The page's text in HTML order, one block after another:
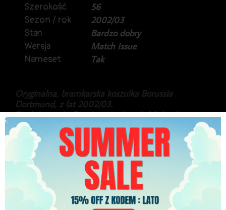
Szerokość
56
Sezon / rok
2002/03
Stan
Bardzo dobry
Wersja
Match Issue
Nameset
Tak
Oryginalna, bramkarska koszulka Borussia
Dortmund, z lat 2002/03.
Produkt marki Goool, a na plecach Michael
Ratajczak.
Niemiecki bramkarz, z Polskimi korzeniami, który
nie rozegrał żadnego spotkania w seniorskiej
drużynie BVB.
Był w kadrze, dlatego koszulka została dla niego
przygotowana.